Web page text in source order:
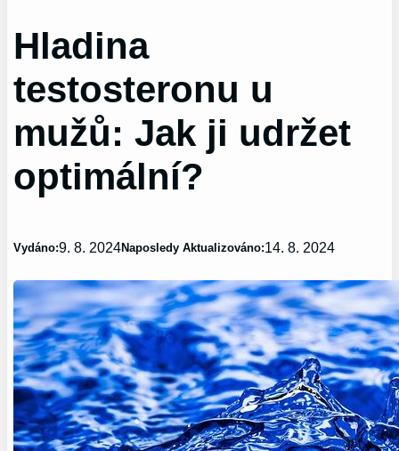
Hladina
testosteronu u
mužů: Jak ji udržet
optimální?
Vydáno:9. 8. 2024Naposledy Aktualizováno:14. 8. 2024